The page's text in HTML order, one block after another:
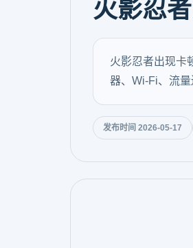
火影忍
火影忍者出现卡
器、Wi-Fi、流量
发布时间 2026-05-17